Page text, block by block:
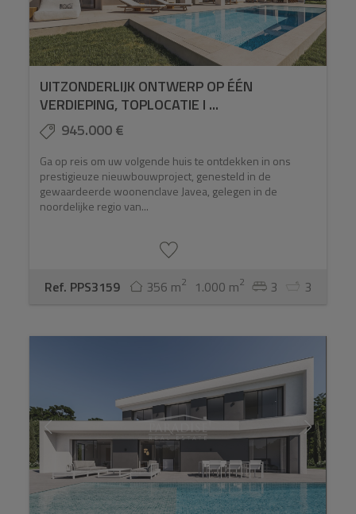
UITZONDERLIJK ONTWERP OP ÉÉN
VERDIEPING, TOPLOCATIE I ...
945.000 €
Ga op reis om uw volgende huis te ontdekken in ons
prestigieuze nieuwbouwproject, genesteld in de
gewaardeerde woonenclave Javea, gelegen in de
noordelijke regio van...
Ref. PPS3159 356 m2 1.000 m2 3 3